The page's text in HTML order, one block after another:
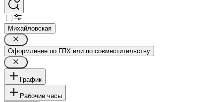
Михайловская
Оформление по ГПХ или по совместительству
График
Рабочие часы